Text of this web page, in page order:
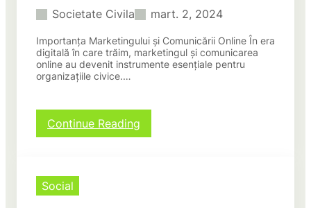
Societate Civila mart. 2, 2024
Importanța Marketingului și Comunicării Online În era
digitală în care trăim, marketingul și comunicarea
online au devenit instrumente esențiale pentru
organizațiile civice.…
Continue Reading
Marketing
Social